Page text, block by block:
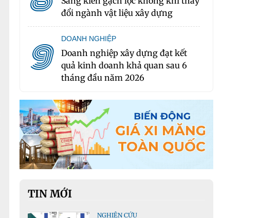
đổi ngành vật liệu xây dựng
9 DOANH NGHIỆP
Doanh nghiệp xây dựng đạt kết
quả kinh doanh khả quan sau 6
tháng đầu năm 2026
TIN MỚI
NGHIÊN CỨU